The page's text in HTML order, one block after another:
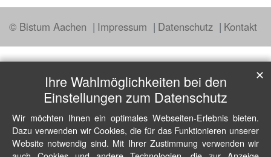
© Bistum Aachen Impressum Datenschutz Kontakt
Ihre Wahlmöglichkeiten bei den
Einstellungen zum Datenschutz
Wir möchten Ihnen ein optimales Webseiten-Erlebnis bieten.
Dazu verwenden wir Cookies, die für das Funktionieren unserer
Website notwendig sind. Mit Ihrer Zustimmung verwenden wir
✕